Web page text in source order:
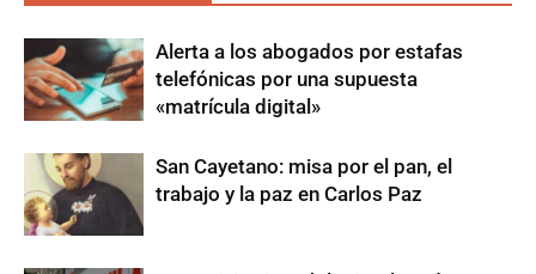
Alerta a los abogados por estafas
telefónicas por una supuesta
«matrícula digital»
San Cayetano: misa por el pan, el
trabajo y la paz en Carlos Paz